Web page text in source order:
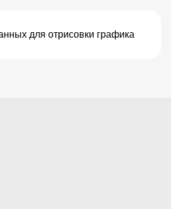
для отрисовки графика